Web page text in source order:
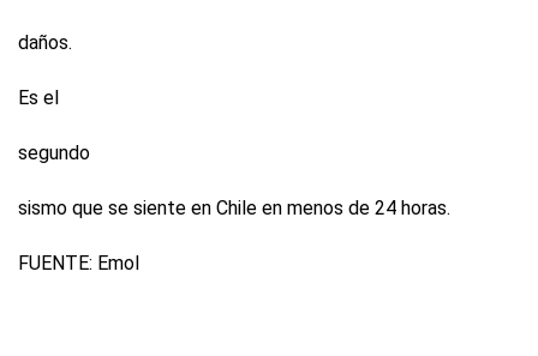
daños.
Es el
segundo
sismo que se siente en Chile en menos de 24 horas.
FUENTE: Emol